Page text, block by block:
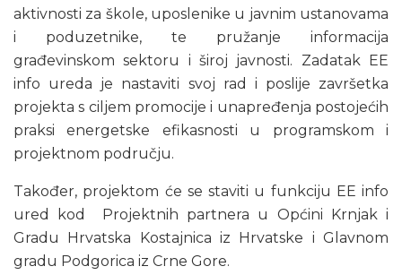
aktivnosti za škole, uposlenike u javnim ustanovama
i poduzetnike, te pružanje informacija
građevinskom sektoru i široj javnosti. Zadatak EE
info ureda je nastaviti svoj rad i poslije završetka
projekta s ciljem promocije i unapređenja postojećih
praksi energetske efikasnosti u programskom i
projektnom području.
Također, projektom će se staviti u funkciju EE info
ured kod Projektnih partnera u Općini Krnjak i
Gradu Hrvatska Kostajnica iz Hrvatske i Glavnom
gradu Podgorica iz Crne Gore.